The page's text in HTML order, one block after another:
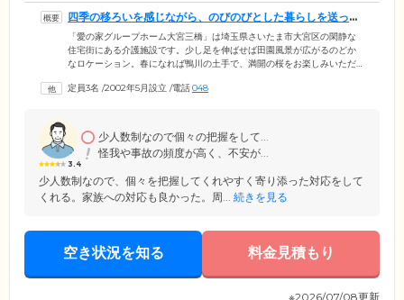
四季の移ろいを感じながら、のびのびとした暮らしを送って
いただけます
「愛の家グループホーム大宮三橋」は埼玉県さいたま市大宮区の閑静な
住宅街にある介護施設です。少し足を伸ばせば田園風景が広がるのどか
なロケーション。春になれば鴨川の土手で、満開の桜をお楽しみいただ
をしています。リビングで団らんしたり、趣味の活動を楽しんだりしな
ら、お一人おひとりに最適な家事を役割分担。暮らしのなかでご自身の
役割をこなしながら、身体機能を活用することによって、認知症の進行
緩和を目指しています。
定員3名 /2002年5月設立 /電話048
3.4
少人数制なので個々の把握をして...
怪我や事故の頻度が高く、不安が...
少人数制なので、個々を把握してくれやすく寄り添った対応をして
くれる。家族への対応も良かった。周... 続きを見る
空き状況を知る 料金見積もり
※2026/07/08更新